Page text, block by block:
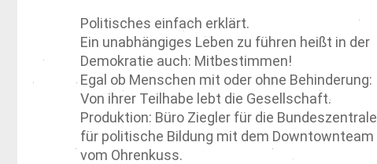
Politisches einfach erklärt.
Ein unabhängiges Leben zu führen heißt in der
Demokratie auch: Mitbestimmen!
Egal ob Menschen mit oder ohne Behinderung:
Von ihrer Teilhabe lebt die Gesellschaft.
Produktion: Büro Ziegler für die Bundeszentrale
für politische Bildung mit dem Downtownteam
vom Ohrenkuss.